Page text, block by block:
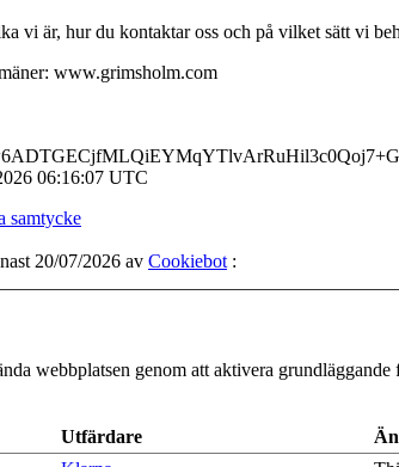
vi är, hur du kontaktar oss och på vilket sätt vi
www.grimsholm.com
06:16:07 UTC
samtycke
20/07/2026 av Cookiebot :
webbplatsen genom att aktivera
Utfärdare